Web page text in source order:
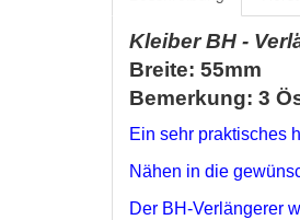
Kleiber BH -
Breite: 55mm
Bemerkung: 3
Ein sehr praktisches
Nähen in die
Der BH-Verlängerer